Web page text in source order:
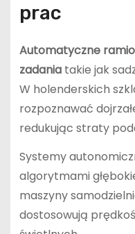
prac
Automatyczne
zadaniatakie jak
W holenderskich
rozpoznawać
redukując straty
Systemy
algorytmami
maszyny
dostosowują